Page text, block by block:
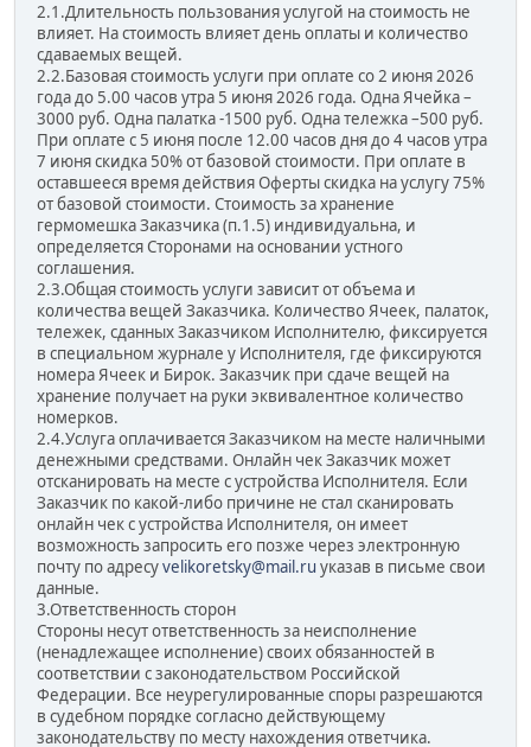
2.1.Длительность пользования услугой на стоимость не
влияет. На стоимость влияет день оплаты и количество
сдаваемых вещей.
2.2.Базовая стоимость услуги при оплате со 2 июня 2026
года до 5.00 часов утра 5 июня 2026 года. Одна Ячейка –
3000 руб. Одна палатка -1500 руб. Одна тележка –500 руб.
При оплате с 5 июня после 12.00 часов дня до 4 часов утра
7 июня скидка 50% от базовой стоимости. При оплате в
оставшееся время действия Оферты скидка на услугу 75%
от базовой стоимости. Стоимость за хранение
гермомешка Заказчика (п.1.5) индивидуальна, и
определяется Сторонами на основании устного
соглашения.
2.3.Общая стоимость услуги зависит от объема и
количества вещей Заказчика. Количество Ячеек, палаток,
тележек, сданных Заказчиком Исполнителю, фиксируется
в специальном журнале у Исполнителя, где фиксируются
номера Ячеек и Бирок. Заказчик при сдаче вещей на
хранение получает на руки эквивалентное количество
номерков.
2.4.Услуга оплачивается Заказчиком на месте наличными
денежными средствами. Онлайн чек Заказчик может
отсканировать на месте c устройства Исполнителя. Если
Заказчик по какой-либо причине не стал сканировать
онлайн чек с устройства Исполнителя, он имеет
возможность запросить его позже через электронную
почту по адресуvelikoretsky@mail.ru указав в письме свои
данные.
3.Ответственность сторон
Стороны несут ответственность за неисполнение
(ненадлежащее исполнение) своих обязанностей в
соответствии с законодательством Российской
Федерации. Все неурегулированные споры разрешаются
в судебном порядке согласно действующему
законодательству по месту нахождения ответчика.